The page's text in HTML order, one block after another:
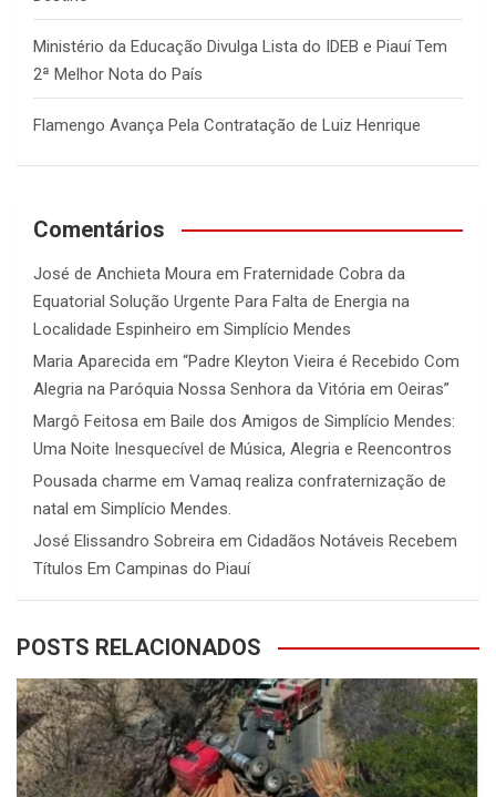
Ministério da Educação Divulga Lista do IDEB e Piauí Tem
2ª Melhor Nota do País
Flamengo Avança Pela Contratação de Luiz Henrique
Comentários
José de Anchieta Moura em Fraternidade Cobra da
Equatorial Solução Urgente Para Falta de Energia na
Localidade Espinheiro em Simplício Mendes
Maria Aparecida em “Padre Kleyton Vieira é Recebido Com
Alegria na Paróquia Nossa Senhora da Vitória em Oeiras”
Margô Feitosa em Baile dos Amigos de Simplício Mendes:
Uma Noite Inesquecível de Música, Alegria e Reencontros
Pousada charme em Vamaq realiza confraternização de
natal em Simplício Mendes.
José Elissandro Sobreira em Cidadãos Notáveis Recebem
Títulos Em Campinas do Piauí
POSTS RELACIONADOS